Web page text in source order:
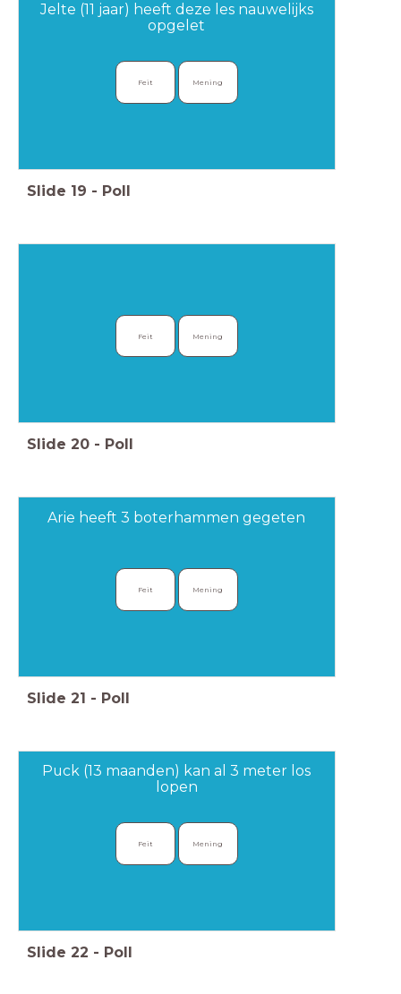
Jelte (11 jaar) heeft deze les nauwelijks
opgelet
Feit Mening
Slide 19 - Poll
Feit Mening
Slide 20 - Poll
Arie heeft 3 boterhammen gegeten
Feit Mening
Slide 21 - Poll
Puck (13 maanden) kan al 3 meter los
lopen
Feit Mening
Slide 22 - Poll